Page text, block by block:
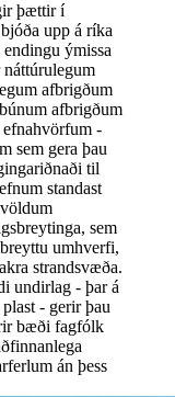
þættir í
upp á ríka
ýmissa
afbrigðum
afbrigðum
efnahvörfum -
sem gera þau
til
standast
sem
umhverfi,
strandsvæða.
undirlag - þar á
- gerir þau
bæði fagfólk
án þess